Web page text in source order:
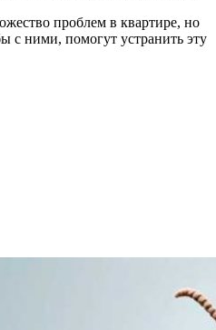
проблем в квартире, но
с ними, помогут устранить эту